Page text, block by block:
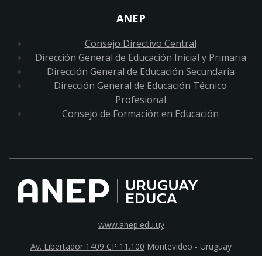
ANEP
Consejo Directivo Central
Dirección General de Educación Inicial y Primaria
Dirección General de Educación Secundaria
Dirección General de Educación Técnico
Profesional
Consejo de Formación en Educación
www.anep.edu.uy
Av. Libertador 1409 CP 11.100 Montevideo - Uruguay